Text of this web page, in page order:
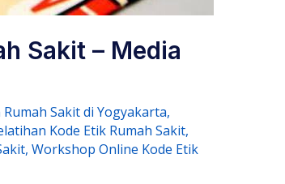
Sakit – Media
Sakit di Yogyakarta,
Kode Etik Rumah Sakit,
, Workshop Online Kode Etik